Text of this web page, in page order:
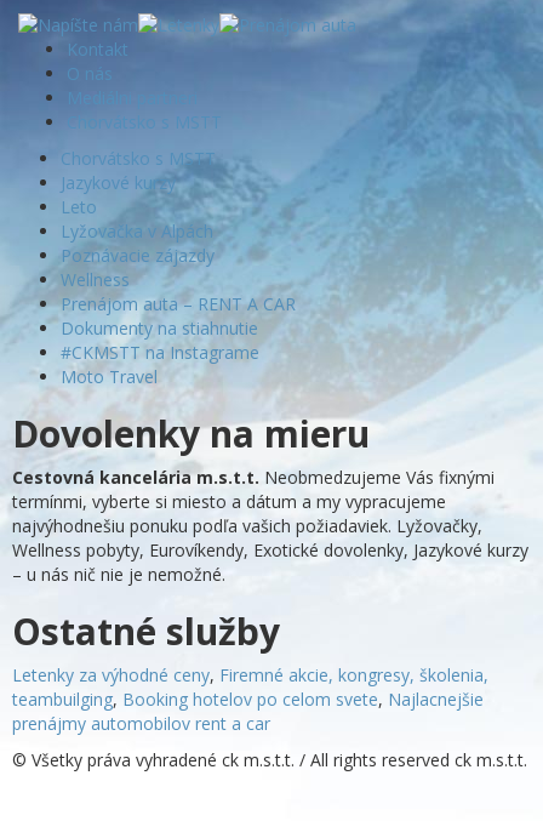
Kontakt
O nás
Mediálni partneri
Chorvátsko s MSTT
Chorvátsko s MSTT
Jazykové kurzy
Leto
Lyžovačka v Alpách
Poznávacie zájazdy
Wellness
Prenájom auta – RENT A CAR
Dokumenty na stiahnutie
#CKMSTT na Instagrame
Moto Travel
Dovolenky na mieru
Cestovná kancelária m.s.t.t. Neobmedzujeme Vás fixnými
termínmi, vyberte si miesto a dátum a my vypracujeme
najvýhodnešiu ponuku podľa vašich požiadaviek. Lyžovačky,
Wellness pobyty, Eurovíkendy, Exotické dovolenky, Jazykové kurzy
– u nás nič nie je nemožné.
Ostatné služby
Letenky za výhodné ceny, Firemné akcie, kongresy, školenia,
teambuilging, Booking hotelov po celom svete, Najlacnejšie
prenájmy automobilov rent a car
© Všetky práva vyhradené ck m.s.t.t. / All rights reserved ck m.s.t.t.